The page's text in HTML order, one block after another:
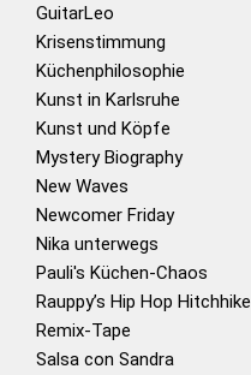
GuitarLeo
Krisenstimmung
Küchenphilosophie
Kunst in Karlsruhe
Kunst und Köpfe
Mystery Biography
New Waves
Newcomer Friday
Nika unterwegs
Pauli's Küchen-Chaos
Rauppy’s Hip Hop Hitchhike
Remix-Tape
Salsa con Sandra